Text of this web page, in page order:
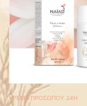
ΚΡΈΜΑ ΠΡΟΣΏΠΟΥ 24H